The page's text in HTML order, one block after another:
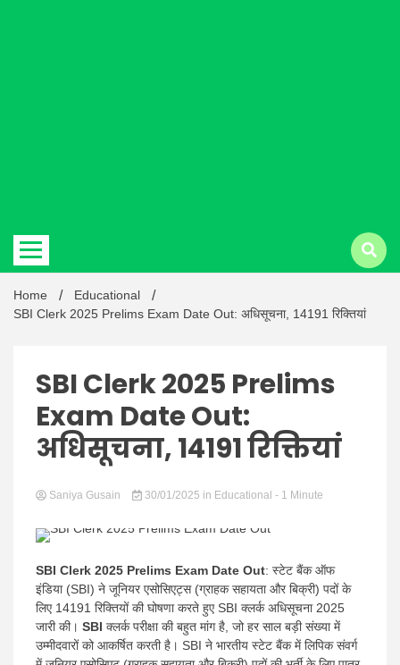
Latest
Hindi
News
Home
Educational
SBI Clerk 2025 Prelims Exam Date Out: अधिसूचना, 14191 रिक्तियां
SBI Clerk 2025 Prelims
Exam Date Out:
अधिसूचना, 14191 रिक्तियां
Saniya Gusain 30/01/2025 in Educational - 1 Minute
SBI Clerk 2025 Prelims Exam Date Out: स्टेट बैंक ऑफ
इंडिया (SBI) ने जूनियर एसोसिएट्स (ग्राहक सहायता और बिक्री) पदों के
लिए 14191 रिक्तियों की घोषणा करते हुए SBI क्लर्क अधिसूचना 2025
जारी की। SBI क्लर्क परीक्षा की बहुत मांग है, जो हर साल बड़ी संख्या में
उम्मीदवारों को आकर्षित करती है। SBI ने भारतीय स्टेट बैंक में लिपिक संवर्ग